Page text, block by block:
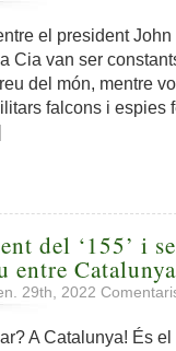
el president John
Cia van ser
del món, mentre
falcons i espies
del ‘155’ i
entre
29th, 2022
A Catalunya! És